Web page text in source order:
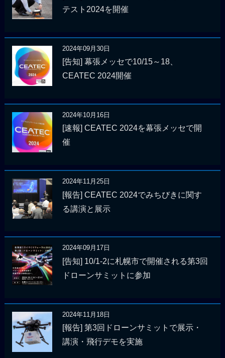
テスト2024を開催
2024年09月30日
[告知] 幕張メッセで10/15～18、
CEATEC 2024開催
2024年10月16日
[速報] CEATEC 2024を幕張メッセで開
催
2024年11月25日
[報告] CEATEC 2024でみちびきに関す
る講演と展示
2024年09月17日
[告知] 10/1-2に札幌市で開催される第3回
ドローンサミットに参加
2024年11月18日
[報告] 第3回ドローンサミットで展示・
講演・飛行デモを実施